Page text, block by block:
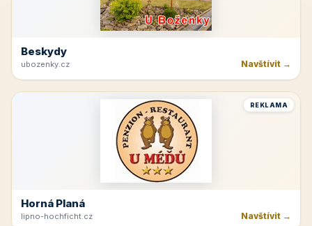
Beskydy
ubozenky.cz Navštívit →
REKLAMA
Horná Planá
lipno-hochficht.cz Navštívit →